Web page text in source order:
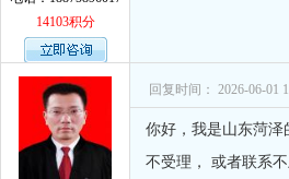
14103积分
回复时间： 2026-06-01
你好，我是山东菏
不受理， 或者联系